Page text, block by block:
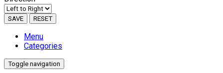
SAVE RESET
Menu
Categories
Toggle navigation